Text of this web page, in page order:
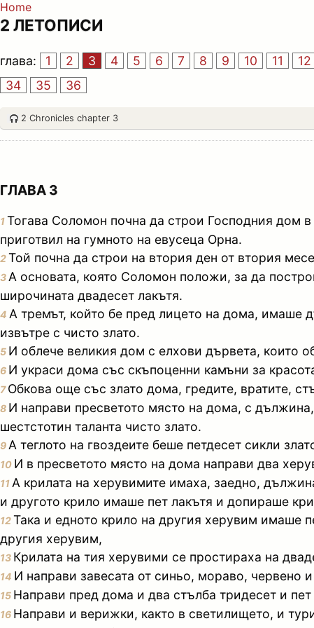
Home
2 ЛЕТОПИСИ
глава: 1 2 3 4 5 6 7 8 9 10 11 12
34
35 36
2 Chronicles chapter 3
ГЛАВА 3
1Тогава Соломон почна да строи Господния дом
приготвил на гумното на евусеца Орна.
2Той почна да строи на втория ден от втория
3 А основата, която Соломон положи, за да
широчината двадесет лакътя.
4 А тремът, който бе пред лицето на дома, имаше
извътре с чисто злато.
5 И облече великия дом с елхови дървета, които
6 И украси дома със скъпоценни камъни за
7Обкова още със злато дома, гредите, вратите,
8 И направи пресветото място на дома, с
шестстотин таланта чисто злато.
9 А теглото на гвоздеите беше петдесет сикли
10 И в пресветото място на дома направи два
11 А крилата на херувимите имаха, заедно,
и другото крило имаше пет лакътя и допираше
12Така и едното крило на другия херувим имаше
другия херувим,
13 Крилата на тия херувими се простираха на
14 И направи завесата от синьо, мораво, червено
15 Направи пред дома и два стълба тридесет и пет
16 Направи и верижки, както в светилището, и